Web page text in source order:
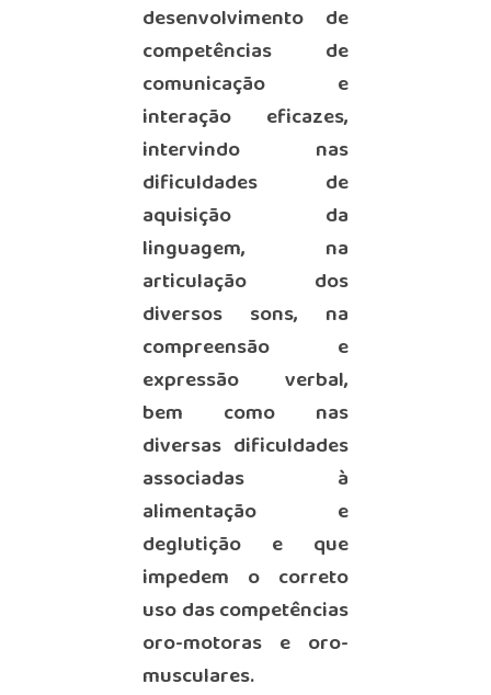
desenvolvimento de
competências de
comunicação e
interação eficazes,
intervindo nas
dificuldades de
aquisição da
linguagem, na
articulação dos
diversos sons, na
compreensão e
expressão verbal,
bem como nas
diversas dificuldades
associadas à
alimentação e
deglutição e que
impedem o correto
uso das competências
oro-motoras e oro-
musculares.